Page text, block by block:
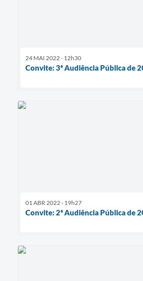
24 MAI 2022 - 12h30
Convite: 3ª Audiência Pública de
01 ABR 2022 - 19h27
Convite: 2ª Audiência Pública de